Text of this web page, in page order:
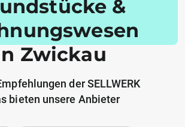
&
Zwickau
der SELLWERK
bieten unsere Anbieter